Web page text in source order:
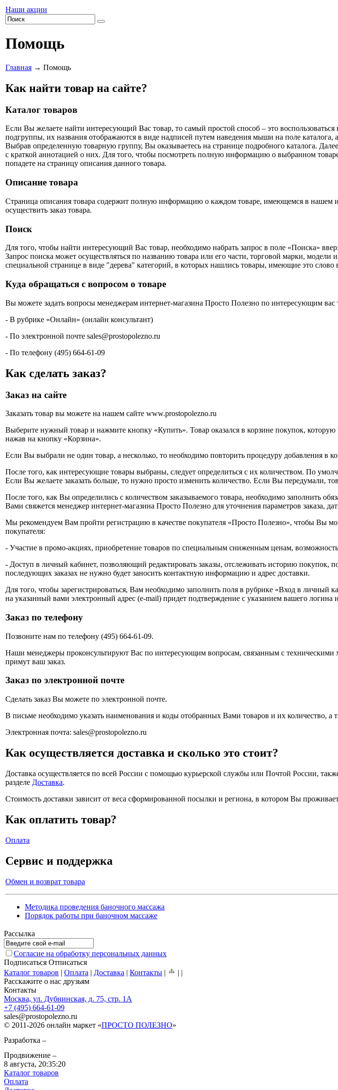
Наши акции
Помощь
Главная → Помощь
Как найти товар на сайте?
Каталог товаров
Если Вы желаете найти интересующий Вас товар, то самый простой способ – это
подгруппы, их названия отображаются в виде надписей путем наведения мыши на поле
Выбрав определенную товарную группу, Вы оказываетесь на странице подробного каталога.
с краткой аннотацией о них. Для того, чтобы посмотреть полную информацию о выбранном
попадете на страницу описания данного товара.
Описание товара
Страница описания товара содержит полную информацию о каждом товаре, имеющемся в нашем
осуществить заказ товара.
Поиск
Для того, чтобы найти интересующий Вас товар, необходимо набрать запрос в поле «Поиска»
Запрос поиска может осуществляться по названию товара или его части, торговой марки,
специальной странице в виде "дерева" категорий, в которых нашлись товары, имеющие это
Куда обращаться с вопросом о товаре
Вы можете задать вопросы менеджерам интернет-магазина Просто Полезно по интересующим вас
- В рубрике «Онлайн» (онлайн консультант)
- По электронной почте sales@prostopolezno.ru
- По телефону (495) 664-61-09
Как сделать заказ?
Заказ на сайте
Заказать товар вы можете на нашем сайте www.prostopolezno.ru
Выберите нужный товар и нажмите кнопку «Купить». Товар оказался в корзине покупок,
нажав на кнопку «Корзина».
Если Вы выбрали не один товар, а несколько, то необходимо повторить процедуру добавления в
После того, как интересующие товары выбраны, следует определиться с их количеством. По
Если Вы желаете заказать больше, то нужно просто изменить количество. Если Вы передумали,
После того, как Вы определились с количеством заказываемого товара, необходимо заполнить
Вами свяжется менеджер интернет-магазина Просто Полезно для уточнения параметров заказа,
Мы рекомендуем Вам пройти регистрацию в качестве покупателя «Просто Полезно», чтобы Вы
покупателя:
- Участие в промо-акциях, приобретение товаров по специальным сниженным ценам,
- Доступ в личный кабинет, позволяющий редактировать заказы, отслеживать историю покупок,
последующих заказах не нужно будет заносить контактную информацию и адрес доставки.
Для того, чтобы зарегистрироваться, Вам необходимо заполнить поля в рубрике «Вход в личный
на указанный вами электронный адрес (e-mail) придет подтверждение с указанием вашего логина
Заказ по телефону
Позвоните нам по телефону (495) 664-61-09.
Наши менеджеры проконсультируют Вас по интересующим вопросам, связанным с техническими
примут ваш заказ.
Заказ по электронной почте
Сделать заказ Вы можете по электронной почте.
В письме необходимо указать наименования и коды отобранных Вами товаров и их количество,
Электронная почта: sales@prostopolezno.ru
Как осуществляется доставка и сколько это стоит?
Доставка осуществляется по всей России с помощью курьерской службы или Почтой России,
разделе Доставка.
Стоимость доставки зависит от веса сформированной посылки и региона, в котором Вы
Как оплатить товар?
Оплата
Сервис и поддержка
Обмен и возврат товара
Методика проведения баночного массажа
Порядок работы при баночном массаже
Рассылка
Согласие на обработку персональных данных
Подписаться Отписаться
Каталог товаров | Оплата | Доставка | Контакты | | |
Расскажите о нас друзьям
Контакты
Москва, ул. Дубнинская, д. 75, стр. 1А
+7 (495) 664-61-09
sales@prostopolezno.ru
© 2011-2026 онлайн маркет «ПРОСТО ПОЛЕЗНО»
Разработка –
Продвижение –
8 августа, 20:35:20
Каталог товаров
Оплата